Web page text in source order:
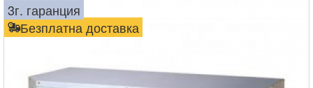
Безплатна доставка
3г. гаранция